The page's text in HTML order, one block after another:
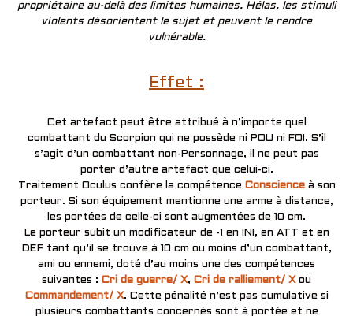
propriétaire au-delà des limites humaines. Hélas, les stimuli
violents désorientent le sujet et peuvent le rendre
vulnérable.
Effet :
Cet artefact peut être attribué à n’importe quel
combattant du Scorpion qui ne possède ni POU ni FOI. S’il
s’agit d’un combattant non-Personnage, il ne peut pas
porter d’autre artefact que celui-ci.
Traitement Oculus confère la compétence Conscienceà son
porteur. Si son équipement mentionne une arme à distance,
les portées de celle-ci sont augmentées de 10 cm.
Le porteur subit un modificateur de -1 en INI, en ATT et en
DEF tant qu’il se trouve à 10 cm ou moins d’un combattant,
ami ou ennemi, doté d’au moins une des compétences
suivantes : Cri de guerre/ X, Cri de ralliement/ X ou
Commandement/ X. Cette pénalité n’est pas cumulative si
plusieurs combattants concernés sont à portée et ne